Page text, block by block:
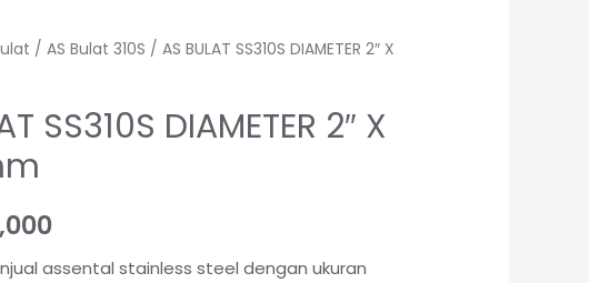
/ AS Bulat 310S / AS BULAT SS310S DIAMETER 2″ X
SS310S DIAMETER 2″ X
assental stainless steel dengan ukuran